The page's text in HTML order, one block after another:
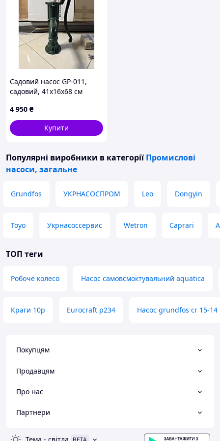
Садовий насос GP-011,
садовий, 41x16x68 см
4 950 ₴
Купити
Популярні виробники в категорії Промислові
насоси, загальне
Grundfos УКРНАСОСПРОМ Leo Dongyin
Toyo Укрнасоссервис Wetron Caprari
ТОП теги
Робоче колесо Насос самовсмоктувальний aquatica
Краги 10р Eurocraft p234 Насос grundfos cr 15-14
Покупцям
Продавцям
Про нас
Партнери